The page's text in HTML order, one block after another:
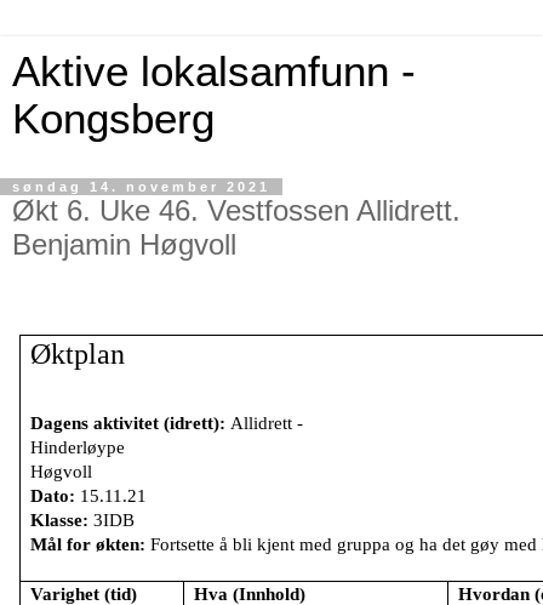
Aktive lokalsamfunn -
Kongsberg
søndag 14. november 2021
Økt 6. Uke 46. Vestfossen Allidrett.
Benjamin Høgvoll
Øktplan
Dagens aktivitet (idrett): Allidrett -
Høgvoll
Dato: 15.11.21
Klasse: 3IDB
Mål for økten: Fortsette å bli kjent med gruppa og ha det gøy
Varighet (tid) Hva (Innhold) Hvordan